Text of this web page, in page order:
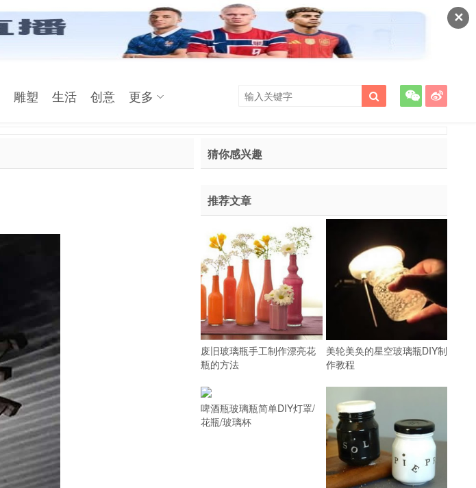
✕
雕塑 生活 创意 更多
猜你感兴趣
推荐文章
废旧玻璃瓶手工制作漂亮花
瓶的方法
美轮美奂的星空玻璃瓶DIY制
作教程
啤酒瓶玻璃瓶简单DIY灯罩/
花瓶/玻璃杯